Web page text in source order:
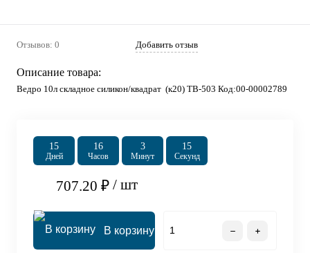
Отзывов: 0 Добавить отзыв
Описание товара:
Ведро 10л складное силикон/квадрат (к20) ТВ-503 Код:00-00002789
15
Дней
16
Часов
3
Минут
15
Секунд
707.20 ₽ / шт
В корзину